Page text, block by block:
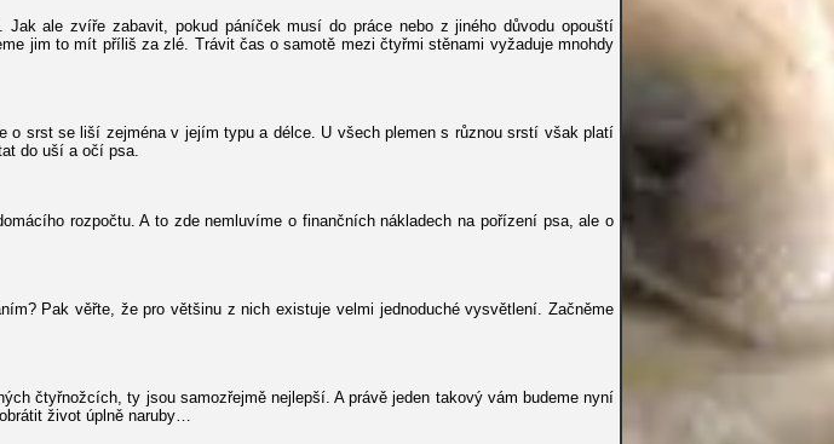
ale zvíře zabavit, pokud páníček musí do práce nebo z jiného důvodu opouští
jim to mít příliš za zlé. Trávit čas o samotě mezi čtyřmi stěnami vyžaduje mnohdy
o srst se liší zejména v jejím typu a délce. U všech plemen s různou srstí však platí
do uší a očí psa.
rozpočtu. A to zde nemluvíme o finančních nákladech na pořízení psa, ale o
Pak věřte, že pro většinu z nich existuje velmi jednoduché vysvětlení. Začněme
čtyřnožcích, ty jsou samozřejmě nejlepší. A právě jeden takový vám budeme nyní
život úplně naruby…